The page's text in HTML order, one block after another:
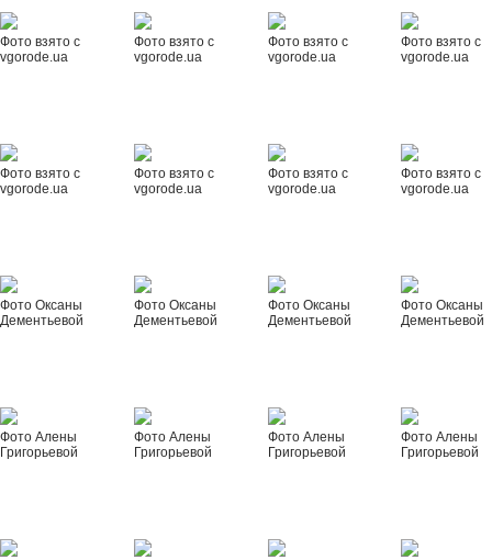
Фото взято с
vgorode.ua
Фото взято с
vgorode.ua
Фото взято с
vgorode.ua
Фото взято с
vgorode.ua
Фото взято с
vgorode.ua
Фото взято с
vgorode.ua
Фото взято с
vgorode.ua
Фото взято с
vgorode.ua
Фото Оксаны
Дементьевой
Фото Оксаны
Дементьевой
Фото Оксаны
Дементьевой
Фото Оксаны
Дементьевой
Фото Алены
Григорьевой
Фото Алены
Григорьевой
Фото Алены
Григорьевой
Фото Алены
Григорьевой